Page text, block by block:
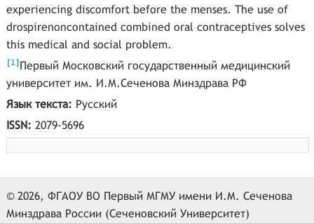
experiencing discomfort before the menses. The use of
drospirenoncontained combined oral contraceptives solves
this medical and social problem.
[1]Первый Московский государственный медицинский
университет им. И.М.Сеченова Минздрава РФ
Язык текста: Русский
ISSN: 2079-5696
© 2026, ФГАОУ ВО Первый МГМУ имени И.М. Сеченова
Минздрава России (Сеченовский Университет)